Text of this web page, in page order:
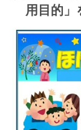
用目的」